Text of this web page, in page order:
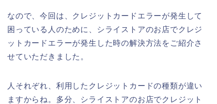
なので、今回は、クレジットカードエラーが発生して
困っている人のために、シライストアのお店でクレジ
ットカードエラーが発生した時の解決方法をご紹介さ
せていただきました。
人それぞれ、利用したクレジットカードの種類が違い
ますからね。多分、シライストアのお店でクレジット